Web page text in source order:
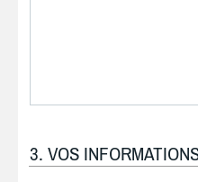
3. VOS